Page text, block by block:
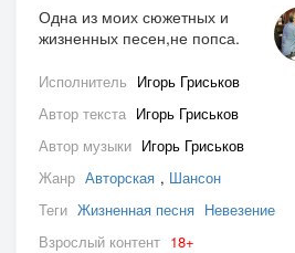
Одна из моих сюжетных и
жизненных песен,не попса.
Исполнитель Игорь Гриськов
Автор текста Игорь Гриськов
Автор музыки Игорь Гриськов
Жанр Авторская , Шансон
Теги Жизненная песня Невезение
Взрослый контент 18+